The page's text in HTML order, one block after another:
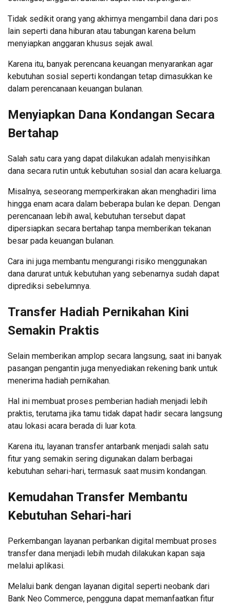
Tidak sedikit orang yang akhirnya mengambil dana dari pos
lain seperti dana hiburan atau tabungan karena belum
menyiapkan anggaran khusus sejak awal.
Karena itu, banyak perencana keuangan menyarankan agar
kebutuhan sosial seperti kondangan tetap dimasukkan ke
dalam perencanaan keuangan bulanan.
Menyiapkan Dana Kondangan Secara
Bertahap
Salah satu cara yang dapat dilakukan adalah menyisihkan
dana secara rutin untuk kebutuhan sosial dan acara keluarga.
Misalnya, seseorang memperkirakan akan menghadiri lima
hingga enam acara dalam beberapa bulan ke depan. Dengan
perencanaan lebih awal, kebutuhan tersebut dapat
dipersiapkan secara bertahap tanpa memberikan tekanan
besar pada keuangan bulanan.
Cara ini juga membantu mengurangi risiko menggunakan
dana darurat untuk kebutuhan yang sebenarnya sudah dapat
diprediksi sebelumnya.
Transfer Hadiah Pernikahan Kini
Semakin Praktis
Selain memberikan amplop secara langsung, saat ini banyak
pasangan pengantin juga menyediakan rekening bank untuk
menerima hadiah pernikahan.
Hal ini membuat proses pemberian hadiah menjadi lebih
praktis, terutama jika tamu tidak dapat hadir secara langsung
atau lokasi acara berada di luar kota.
Karena itu, layanan transfer antarbank menjadi salah satu
fitur yang semakin sering digunakan dalam berbagai
kebutuhan sehari-hari, termasuk saat musim kondangan.
Kemudahan Transfer Membantu
Kebutuhan Sehari-hari
Perkembangan layanan perbankan digital membuat proses
transfer dana menjadi lebih mudah dilakukan kapan saja
melalui aplikasi.
Melalui bank dengan layanan digital seperti neobank dari
Bank Neo Commerce, pengguna dapat memanfaatkan fitur